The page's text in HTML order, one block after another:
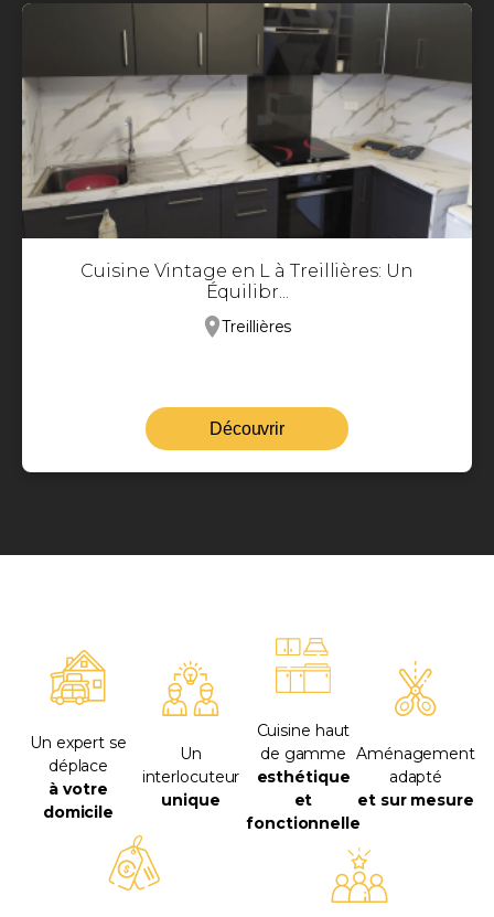
Cuisine Vintage en L à Treillières: Un
Équilibr...
Treillières
Découvrir
Un expert se
déplace
à votre
domicile
Un
interlocuteur
unique
Cuisine haut
de gamme
esthétique
et
fonctionnelle
Aménagement
adapté
et sur mesure